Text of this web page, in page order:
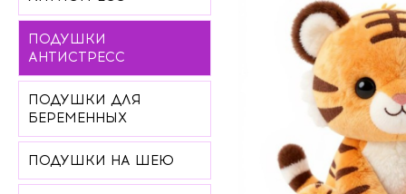
ПОДУШКИ
АНТИСТРЕСС
ПОДУШКИ ДЛЯ
БЕРЕМЕННЫХ
ПОДУШКИ НА ШЕЮ